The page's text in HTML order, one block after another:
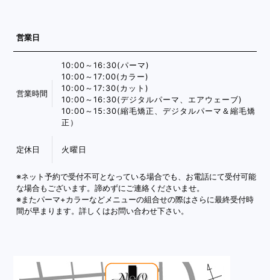
営業日
営業時間
10:00～16:30(パーマ)
10:00～17:00(カラー)
10:00～17:30(カット)
10:00～16:30(デジタルパーマ、エアウェーブ)
10:00～15:30(縮毛矯正、デジタルパーマ＆縮毛矯
正）
定休日 火曜日
※ネット予約で受付不可となっている場合でも、お電話にて受付可能
な場合もございます。諦めずにご連絡くださいませ。
※またパーマ+カラーなどメニューの組合せの際はさらに最終受付時
間が早まります。詳しくはお問い合わせ下さい。